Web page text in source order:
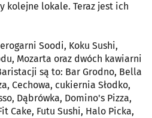
kolejne lokale. Teraz jest ich
Soodi, Koku Sushi,
Mozarta oraz dwóch kawiarni
są to: Bar Grodno, Bella
Cechowa, cukiernia Słodko,
Dąbrówka, Domino's Pizza,
Cake, Futu Sushi, Halo Picka,